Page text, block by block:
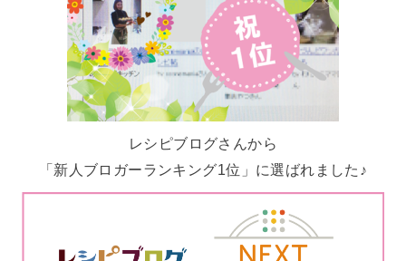
レシピブログさんから
「新人ブロガーランキング1位」に選ばれました♪